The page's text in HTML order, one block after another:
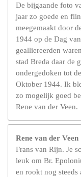
De bijgaande foto
jaar zo goede en
meegemaakt door
1944 op de Dag
gealliereerden
stad Breda daar de
ondergedoken tot
Oktober 1944. Ik
zo mogelijk goed
Rene van der Veen.
Rene van der Veen
Frans van Rijn. Je
leuk om Br.
en rookt nog steeds